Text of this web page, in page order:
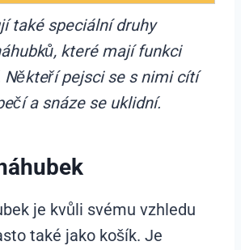
také speciální druhy
které mají funkci
Někteří pejsci se s nimi cítí
a snáze se uklidní.
je kvůli svému vzhledu
také jako košík. Je